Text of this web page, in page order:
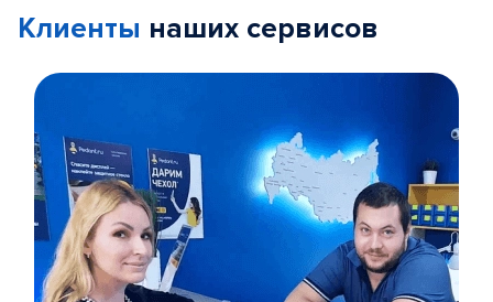
Клиенты наших сервисов